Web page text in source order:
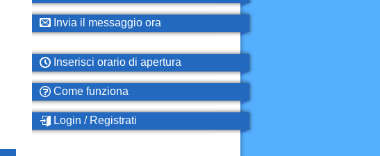
Invia il messaggio ora
Inserisci orario di apertura
Come funziona
Login / Registrati